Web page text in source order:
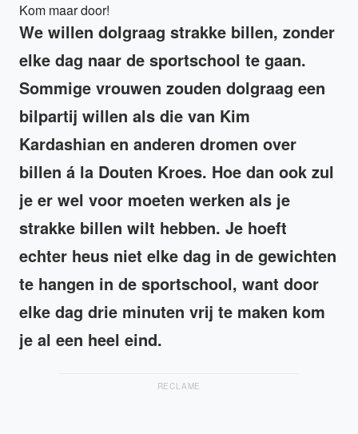
Kom maar door!
We willen dolgraag strakke billen, zonder
elke dag naar de sportschool te gaan.
Sommige vrouwen zouden dolgraag een
bilpartij willen als die van Kim
Kardashian en anderen dromen over
billen á la Douten Kroes. Hoe dan ook zul
je er wel voor moeten werken als je
strakke billen wilt hebben. Je hoeft
echter heus niet elke dag in de gewichten
te hangen in de sportschool, want door
elke dag drie minuten vrij te maken kom
je al een heel eind.
RECLAME